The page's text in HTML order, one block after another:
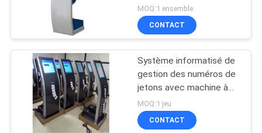
NOUS
VISITE
D'USINE
Système de queue
de client
33
file d'attente d'écran
tactile de 19 pouces IR
MOQ:1 ensemble
CONTACT
Système informatisé de
gestion des numéros de
jetons avec machine à
distribuer des jetons
MOQ:1 jeu
CONTACT